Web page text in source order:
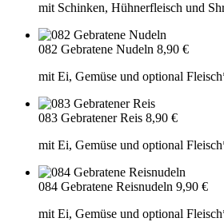
mit Schinken, Hühnerfleisch und
082 Gebratene Nudeln 8,90 €
mit Ei, Gemüse und optional
083 Gebratener Reis 8,90 €
mit Ei, Gemüse und optional
084 Gebratene Reisnudeln 9,90 €
mit Ei, Gemüse und optional